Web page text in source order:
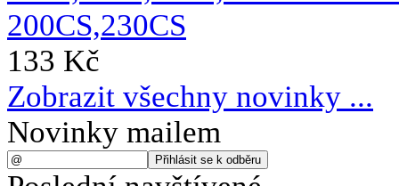
133 Kč
Zobrazit všechny novinky ...
Novinky mailem